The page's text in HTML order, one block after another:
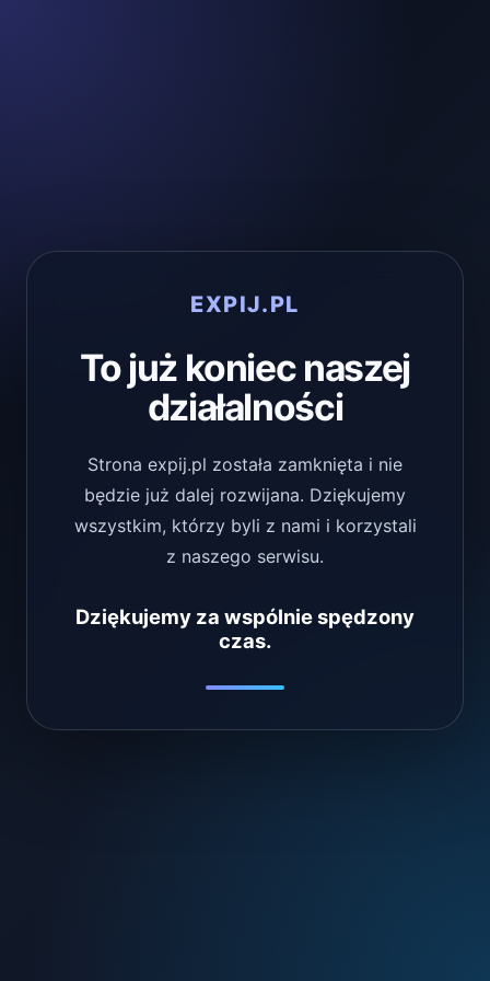
EXPIJ.PL
To już koniec naszej
działalności
Strona expij.pl została zamknięta i nie
będzie już dalej rozwijana. Dziękujemy
wszystkim, którzy byli z nami i korzystali
z naszego serwisu.
Dziękujemy za wspólnie spędzony
czas.